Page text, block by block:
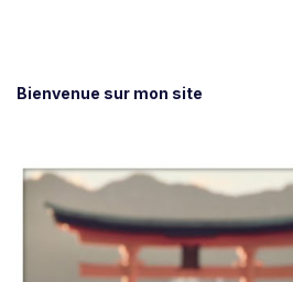
Bienvenue sur mon site